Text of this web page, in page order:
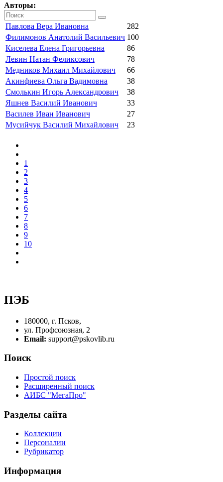
Авторы:
Павлова Вера Ивановна
282
Филимонов Анатолий Васильевич 100
Киселева Елена Григорьевна
86
Левин Натан Феликсович
78
Медников Михаил Михайлович
66
Акинфиева Ольга Вадимовна
38
Смолькин Игорь Александрович
38
Яшнев Василий Иванович
33
Василев Иван Иванович
27
Мусийчук Василий Михайлович
23
1
2
3
4
5
6
7
8
9
10
ПЭБ
180000, г. Псков,
ул. Профсоюзная, 2
Email: support@pskovlib.ru
Поиск
Простой поиск
Расширенный поиск
АИБС "МегаПро"
Разделы сайта
Коллекции
Персоналии
Рубрикатор
Информация